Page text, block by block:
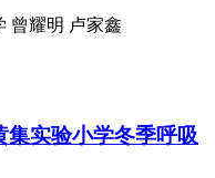
曾耀明 卢家鑫
实验小学冬季呼吸